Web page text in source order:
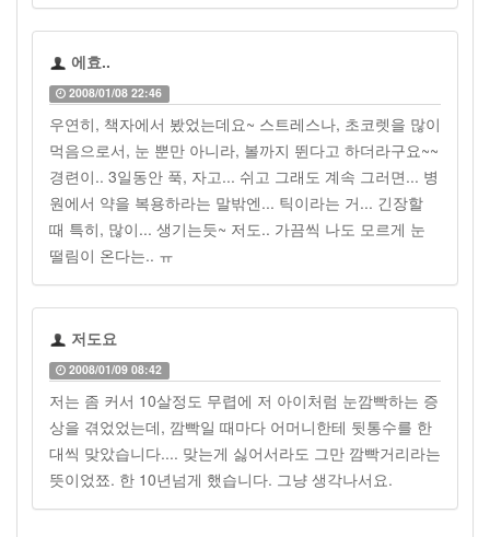
에효..
2008/01/08 22:46
우연히, 책자에서 봤었는데요~ 스트레스나, 초코렛을 많이
먹음으로서, 눈 뿐만 아니라, 볼까지 뛴다고 하더라구요~~
경련이.. 3일동안 푹, 자고... 쉬고 그래도 계속 그러면... 병
원에서 약을 복용하라는 말밖엔... 틱이라는 거... 긴장할
때 특히, 많이... 생기는듯~ 저도.. 가끔씩 나도 모르게 눈
떨림이 온다는.. ㅠ
저도요
2008/01/09 08:42
저는 좀 커서 10살정도 무렵에 저 아이처럼 눈깜빡하는 증
상을 겪었었는데, 깜빡일 때마다 어머니한테 뒷통수를 한
대씩 맞았습니다.... 맞는게 싫어서라도 그만 깜빡거리라는
뜻이었쬬. 한 10년넘게 했습니다. 그냥 생각나서요.